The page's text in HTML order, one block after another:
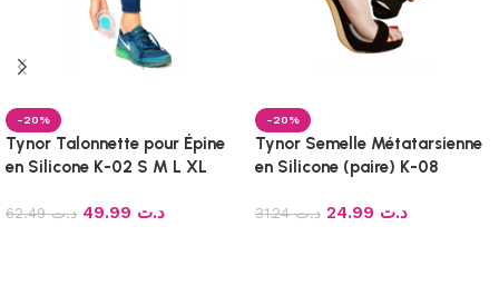
-20%
Tynor Talonnette pour Épine
en Silicone K-02 S M L XL
د.ت62.49 د.ت
-20%
Tynor Semelle Métatarsienne
en Silicone (paire) K-08
د.ت31.24 د.ت